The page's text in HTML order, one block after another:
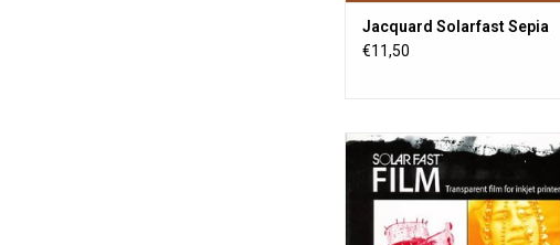
Jacquard Solarfast Sepia
€11,50
SolarFast Film ist eine
transparente Folie, die speziell für
den Druck mit einem
Tintenstrahldrucker beschichtet
wurde. Verwenden Sie SolarFast